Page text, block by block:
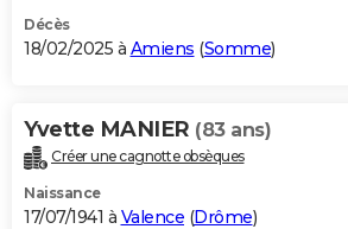
Décès
18/02/2025 à Amiens (Somme)
Yvette MANIER (83 ans)
Créer une cagnotte obsèques
Naissance
17/07/1941 à Valence (Drôme)